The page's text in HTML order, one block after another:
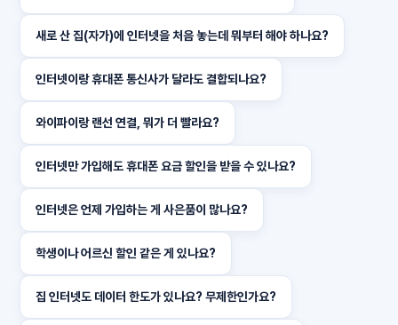
새로 산 집(자가)에 인터넷을 처음 놓는데 뭐부터 해야 하나요?
인터넷이랑 휴대폰 통신사가 달라도 결합되나요?
와이파이랑 랜선 연결, 뭐가 더 빨라요?
인터넷만 가입해도 휴대폰 요금 할인을 받을 수 있나요?
인터넷은 언제 가입하는 게 사은품이 많나요?
학생이나 어르신 할인 같은 게 있나요?
집 인터넷도 데이터 한도가 있나요? 무제한인가요?